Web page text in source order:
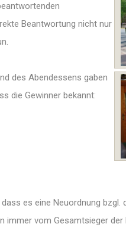
Beantwortung nicht nur
des Abendessens gaben
die Gewinner bekannt:
es eine Neuordnung
vom Gesamtsieger